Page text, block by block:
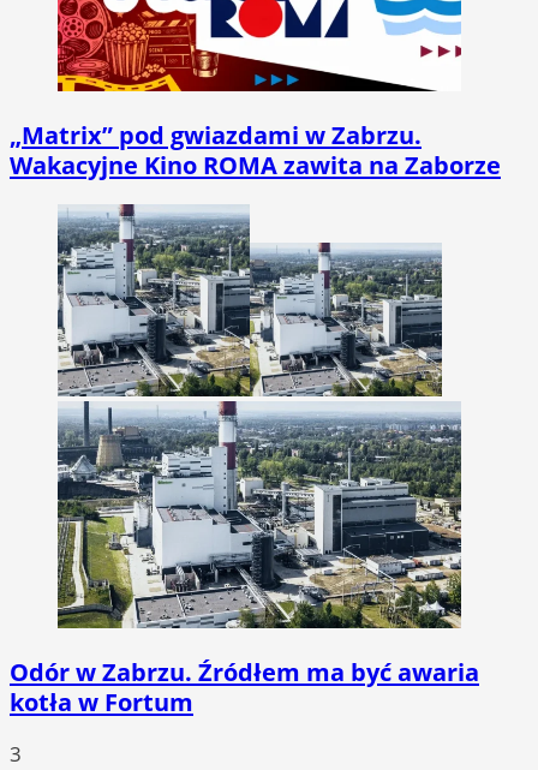
„Matrix” pod gwiazdami w Zabrzu.
Wakacyjne Kino ROMA zawita na Zaborze
Odór w Zabrzu. Źródłem ma być awaria
kotła w Fortum
3